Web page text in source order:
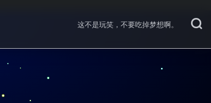
这不是玩笑，不要吃掉梦想啊。